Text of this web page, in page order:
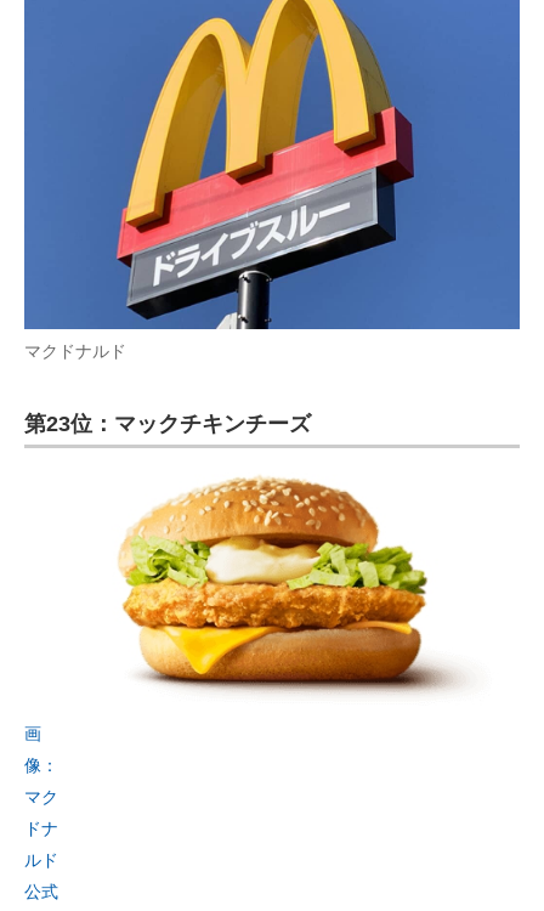
マクドナルド
第23位：マックチキンチーズ
画
像：
マク
ドナ
ルド
公式